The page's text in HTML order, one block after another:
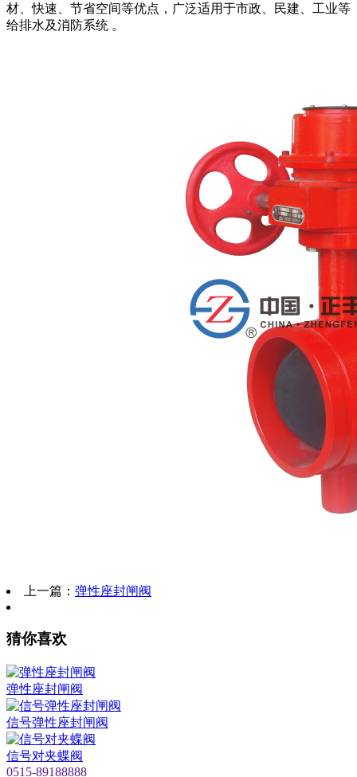
材、快速、节省空间等优点，广泛适用于市政、民建、工业等
给排水及消防系统 。
上一篇： 弹性座封闸阀
猜你喜欢
弹性座封闸阀
信号弹性座封闸阀
信号对夹蝶阀
0515-89188888